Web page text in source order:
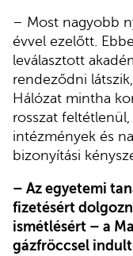
– Most nagyobb
évvel ezelőtt.
leválasztott
rendeződni
Hálózat mintha
rosszat
intézmények és
bizonyítási
– Az egyetemi
fizetésért
ismétlésért – a
gázfröccsel